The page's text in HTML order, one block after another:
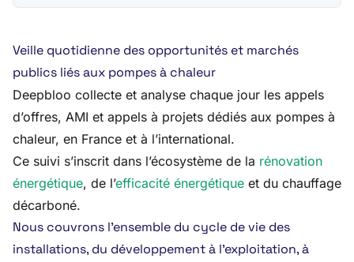
Veille quotidienne des opportunités et marchés
publics liés aux pompes à chaleur
Deepbloo collecte et analyse chaque jour les appels
d’offres, AMI et appels à projets dédiés aux pompes à
chaleur, en France et à l’international.
Ce suivi s’inscrit dans l’écosystème de la rénovation
énergétique, de l’efficacité énergétique et du chauffage
décarboné.
Nous couvrons l’ensemble du cycle de vie des
installations, du développement à l’exploitation, à